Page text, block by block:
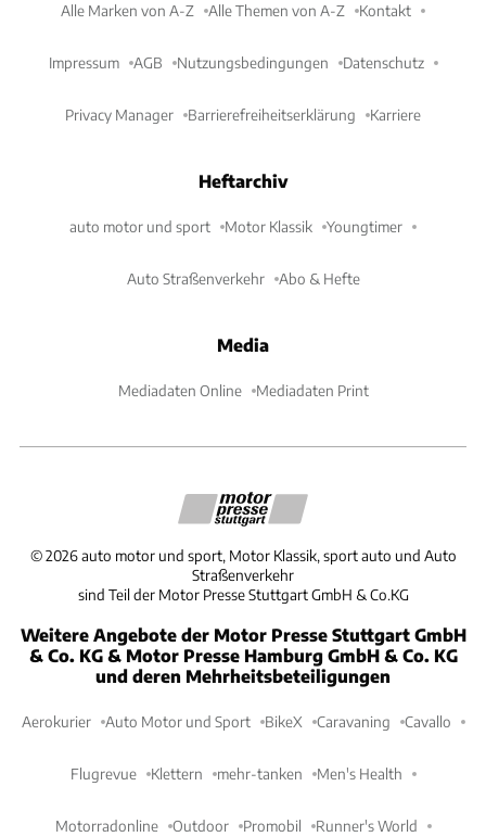
Alle Marken von A-Z Alle Themen von A-Z Kontakt
Impressum AGB Nutzungsbedingungen Datenschutz
Privacy Manager Barrierefreiheitserklärung Karriere
Heftarchiv
auto motor und sport Motor Klassik Youngtimer
Auto Straßenverkehr Abo & Hefte
Media
Mediadaten Online Mediadaten Print
©2026 auto motor und sport, Motor Klassik, sport auto und Auto
Straßenverkehr
sind Teil der Motor Presse Stuttgart GmbH & Co.KG
Weitere Angebote der Motor Presse Stuttgart GmbH
& Co. KG & Motor Presse Hamburg GmbH & Co. KG
und deren Mehrheitsbeteiligungen
Aerokurier Auto Motor und Sport BikeX Caravaning Cavallo
Flugrevue Klettern mehr-tanken Men's Health
Motorradonline Outdoor Promobil Runner's World